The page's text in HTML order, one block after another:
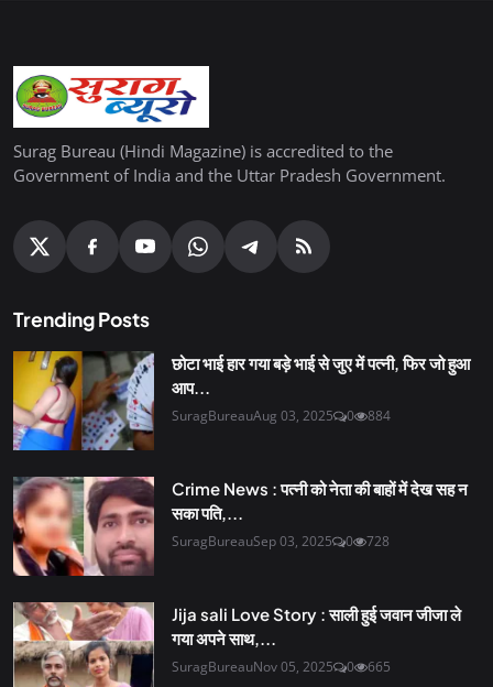
Surag Bureau (Hindi Magazine) is accredited to the
Government of India and the Uttar Pradesh Government.
Trending Posts
छोटा भाई हार गया बड़े भाई से जुए में पत्नी, फिर जो हुआ
आप...
SuragBureauAug 03, 2025 0 884
Crime News : पत्नी को नेता की बाहों में देख सह न
सका पति,...
SuragBureauSep 03, 2025 0 728
Jija sali Love Story : साली हुई जवान जीजा ले
गया अपने साथ,...
SuragBureauNov 05, 2025 0 665